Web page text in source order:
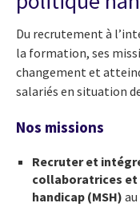
Du recrutement à
la formation, ses
changement et
salariés en situation
Nos missions
Recruter et
collaboratrices
handicap (MSH)